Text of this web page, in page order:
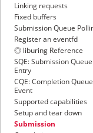
Linking requests
Fixed buffers
Submission Queue
Register an eventfd
◎ liburing Reference
SQE: Submission Queue
Entry
CQE: Completion Queue
Event
Supported capabilities
Setup and tear down
Submission